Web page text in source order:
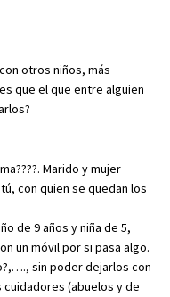
otros niños, más
que el que entre alguien
Marido y mujer
con quien se quedan los
de 9 años y niña de 5,
un móvil por si pasa algo.
sin poder dejarlos con
(abuelos y de